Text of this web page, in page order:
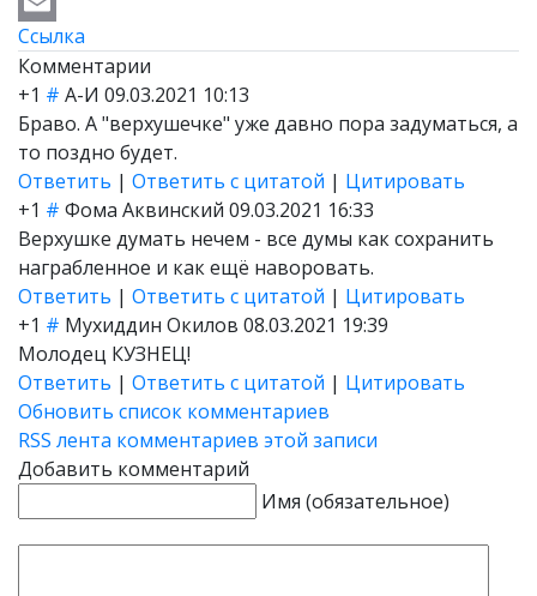
Email
Ссылка
Комментарии
+1 # А-И 09.03.2021 10:13
Браво. А "верхушечке" уже давно пора задуматься, а
то поздно будет.
Ответить | Ответить с цитатой | Цитировать
+1 # Фома Аквинский 09.03.2021 16:33
Верхушке думать нечем - все думы как сохранить
награбленное и как ещё наворовать.
Ответить | Ответить с цитатой | Цитировать
+1 # Мухиддин Окилов 08.03.2021 19:39
Молодец КУЗНЕЦ!
Ответить | Ответить с цитатой | Цитировать
Обновить список комментариев
RSS лента комментариев этой записи
Добавить комментарий
Имя (обязательное)